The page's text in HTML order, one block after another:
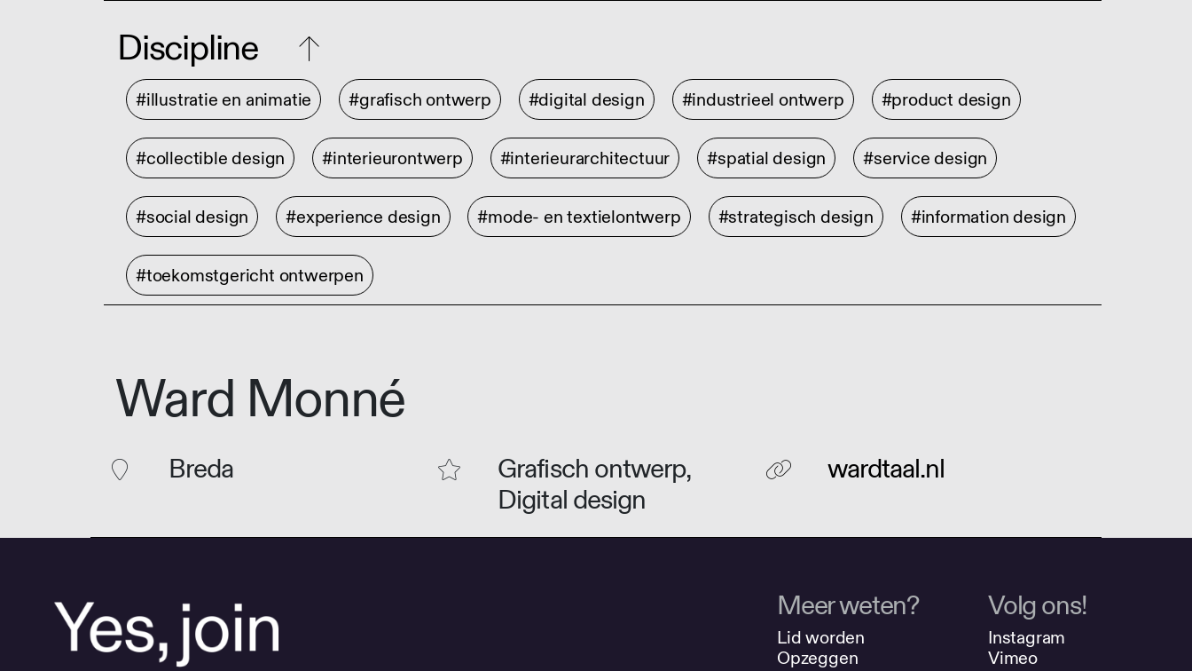
Discipline
#illustratie en animatie #grafisch ontwerp #digital design #industrieel ontwerp #product design
#collectible design #interieurontwerp #interieurarchitectuur #spatial design #service design
#social design #experience design #mode- en textielontwerp #strategisch design #information design
#toekomstgericht ontwerpen
Ward Monné
Breda
Grafisch ontwerp,
Digital design
wardtaal.nl
Meer weten?
Lid worden
Opzeggen
Volg ons!
Instagram
Vimeo